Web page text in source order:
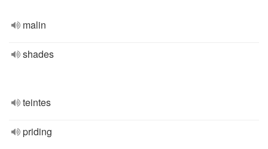
malin
shades
teintes
priding